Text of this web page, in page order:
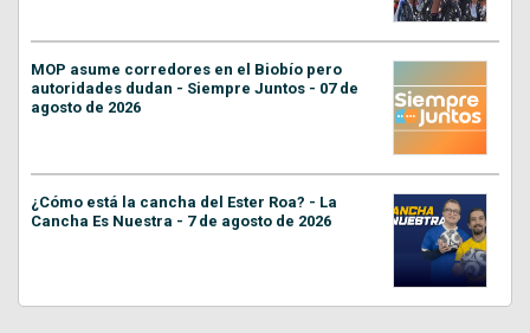
MOP asume corredores en el Biobío pero
autoridades dudan - Siempre Juntos - 07 de
agosto de 2026
¿Cómo está la cancha del Ester Roa? - La
Cancha Es Nuestra - 7 de agosto de 2026